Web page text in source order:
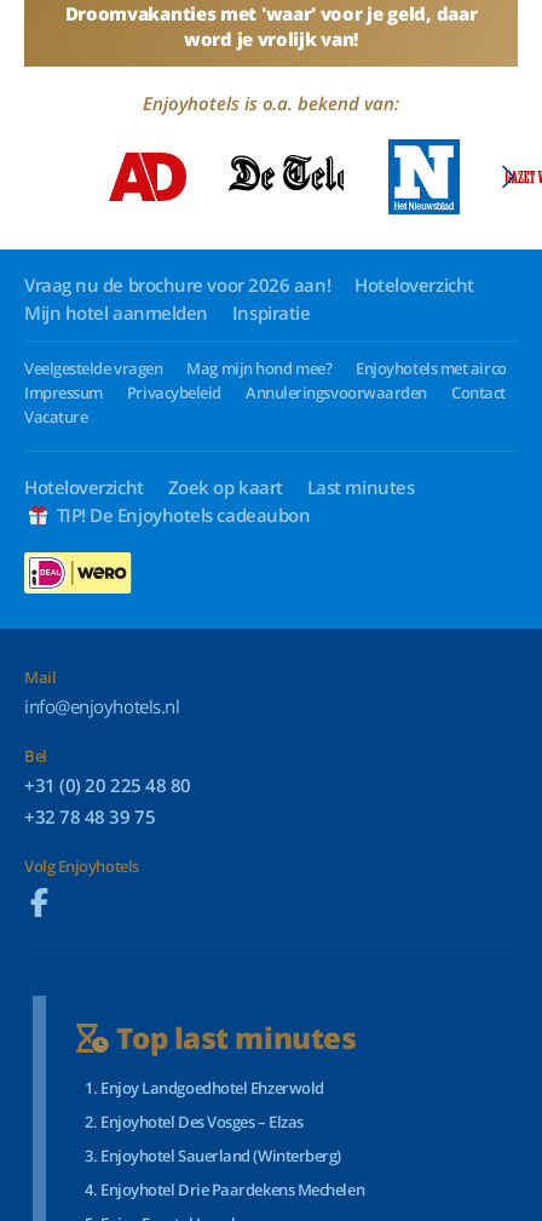
Droomvakanties met 'waar' voor je geld, daar
word je vrolijk van!
Enjoyhotels is o.a. bekend van:
Vraag nu de brochure voor 2026 aan!
Hoteloverzicht
Mijn hotel aanmelden
Inspiratie
Veelgestelde vragen Mag mijn hond mee?
Enjoyhotels met airco
Impressum
Privacybeleid Annuleringsvoorwaarden
Contact
Vacature
Hoteloverzicht Zoek op kaart
Last minutes
TIP! De Enjoyhotels cadeaubon
Mail
info@enjoyhotels.nl
Bel
+31 (0) 20 225 48 80
+32 78 48 39 75
Volg Enjoyhotels
Top last minutes
Enjoy Landgoedhotel Ehzerwold
Enjoyhotel Des Vosges – Elzas
Enjoyhotel Sauerland (Winterberg)
Enjoyhotel Drie Paardekens Mechelen